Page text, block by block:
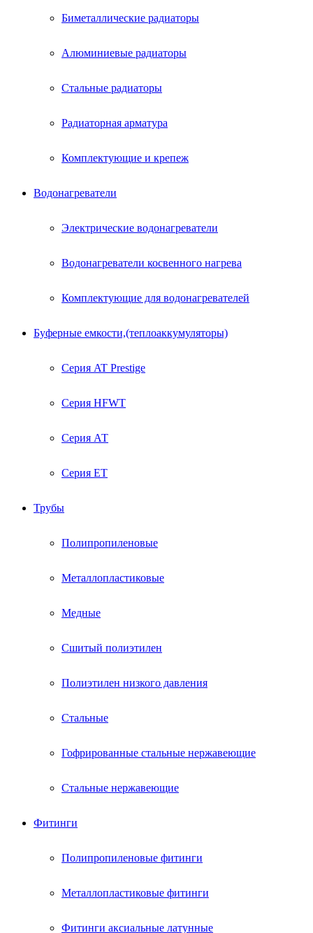
Биметаллические радиаторы
Алюминиевые радиаторы
Стальные радиаторы
Радиаторная арматура
Комплектующие и крепеж
Водонагреватели
Электрические водонагреватели
Водонагреватели косвенного нагрева
Комплектующие для водонагревателей
Буферные емкости,(теплоаккумуляторы)
Серия AT Prestige
Серия HFWT
Серия АТ
Серия ЕТ
Трубы
Полипропиленовые
Металлопластиковые
Медные
Сшитый полиэтилен
Полиэтилен низкого давления
Стальные
Гофрированные стальные нержавеющие
Стальные нержавеющие
Фитинги
Полипропиленовые фитинги
Металлопластиковые фитинги
Фитинги аксиальные латунные